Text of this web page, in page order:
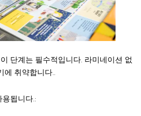
단계는 필수적입니다. 라미네이션 없
에 취약합니다..
됩니다.: